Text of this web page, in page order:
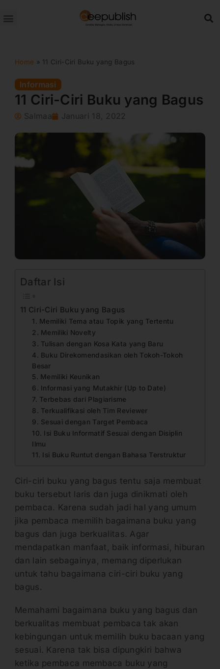
ke
Home » 11 Ciri-Ciri Buku yang Bagus
Informasi
11 Ciri-Ciri Buku yang Bagus
Salmaa Januari 18, 2022
Daftar Isi
11 Ciri-Ciri Buku yang Bagus
1. Memiliki Tema atau Topik yang Tertentu
2. Memiliki Novelty
3. Tulisan dengan Kosa Kata yang Baru
4. Buku Direkomendasikan oleh Tokoh-Tokoh
Besar
5. Memiliki Keunikan
6. Informasi yang Mutakhir (Up to Date)
7. Terbebas dari Plagiarisme
8. Terkualifikasi oleh Tim Reviewer
9. Sesuai dengan Target Pembaca
10. Isi Buku Informatif Sesuai dengan Disiplin
Ilmu
11. Isi Buku Runtut dengan Bahasa Terstruktur
Ciri-ciri buku yang bagus tentu saja membuat
buku tersebut laris dan juga dinikmati oleh
pembaca. Karena sudah jadi hal yang umum
jika pembaca memilih bagaimana buku yang
bagus dan juga berkualitas. Agar
mendapatkan manfaat, baik informasi, hiburan
dan lain sebagainya, memang diperlukan
untuk tahu bagaimana ciri-ciri buku yang
bagus.
Memahami bagaimana buku yang bagus dan
berkualitas membuat pembaca tak akan
kebingungan untuk memilih buku bacaan yang
sesuai. Karena tak bisa dipungkiri bahwa
ketika pembaca membaca buku yang